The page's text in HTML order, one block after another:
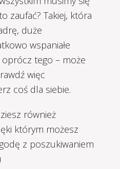
zaufać? Takiej, która
duże
wspaniałe
tego – może
więc
coś dla siebie.
również
którym możesz
z poszukiwaniem